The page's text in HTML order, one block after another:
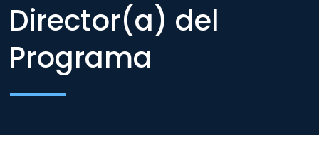
Director(a) del
Programa